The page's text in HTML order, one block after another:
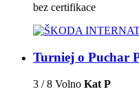
bez certifikace
Turniej o Puchar
3 / 8 Volno Kat P